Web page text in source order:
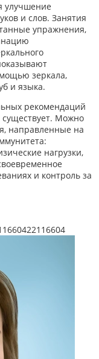
улучшение
и слов. Занятия
упражнения,
зеркала,
и языка.
рекомендаций
Можно
направленные на
нагрузки,
и контроль за